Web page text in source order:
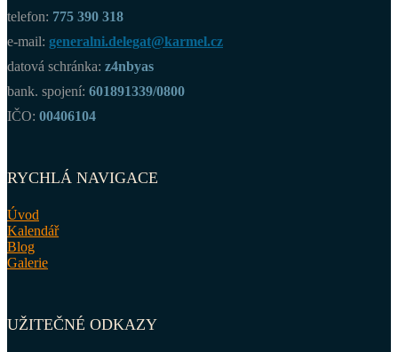
telefon: 775 390 318
e-mail: generalni.delegat@karmel.cz
datová schránka: z4nbyas
bank. spojení: 601891339/0800
IČO: 00406104
RYCHLÁ NAVIGACE
Úvod
Kalendář
Blog
Galerie
UŽITEČNÉ ODKAZY